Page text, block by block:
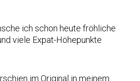
ich schon heute fröhliche
viele Expat-Höhepunkte
im Original in meinem